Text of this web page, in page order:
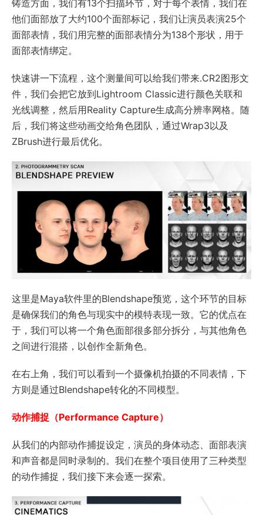
铸造方面，我们有13个扫描环节，对于每个表情，我们在
他们面部放了大约100个面部标记，我们让演员表演25个
面部表情，我们用完整的面部表情分为138个形状，用于
面部表情绑定。
快速讲一下流程，这个测量间可以给我们带来.CR2图形文
件，我们会把它放到Lightroom Classic进行颜色关联和
光线调整，然后用Reality Capture生成高分辨率网格。随
后，我们将这些动画交给角色团队，通过Wrap3以及
ZBrush进行最后优化。
这里是Maya软件里的Blendshape预览，这个环节的目标
是确保我们的角色与现实中的模特表现一致。它的优点在
于，我们可以将一个角色面部很多部分拆分，与其他角色
之间进行混搭，以创作全新角色。
在右上角，我们可以看到一个摄像机拍摄的不同表情，下
方则是通过Blendshape转化的不同模型。
动作捕捉（Performance Capture）
从我们的内部动作捕捉设定，演员的身体动态、面部表演
和声音都是同时录制的。我们在整个项目使用了三种类型
的动作捕捉，我们接下来会逐一探索。